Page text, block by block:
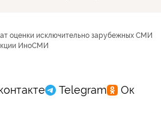
оценки исключительно зарубежных СМИ
ИноСМИ